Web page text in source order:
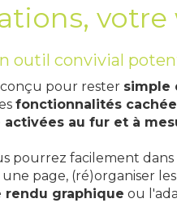
outil convivial
conçu pour rester simple
fonctionnalités
activées au fur et à
pourrez facilement dans
page, (ré)organiser
rendu graphique ou